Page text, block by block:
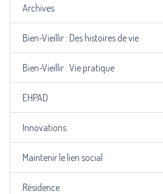
Archives
Bien-Vieillir : Des histoires de vie
Bien-Vieillir : Vie pratique
EHPAD
Innovations
Maintenir le lien social
Résidence